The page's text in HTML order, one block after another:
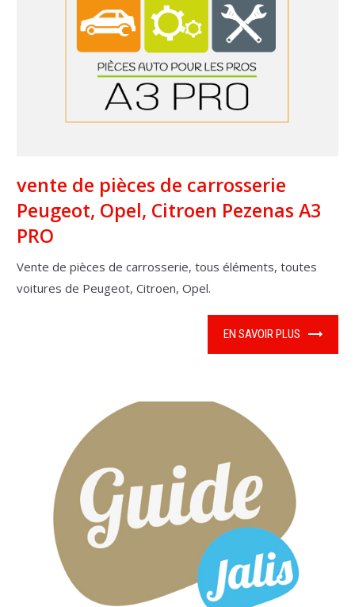
vente de pièces de carrosserie
Peugeot, Opel, Citroen Pezenas A3
PRO
Vente de pièces de carrosserie, tous éléments, toutes
voitures de Peugeot, Citroen, Opel.
EN SAVOIR PLUS